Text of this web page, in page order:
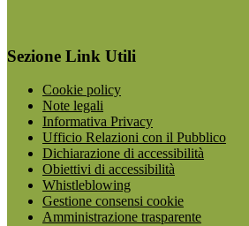
Sezione Link Utili
Cookie policy
Note legali
Informativa Privacy
Ufficio Relazioni con il Pubblico
Dichiarazione di accessibilità
Obiettivi di accessibilità
Whistleblowing
Gestione consensi cookie
Amministrazione trasparente